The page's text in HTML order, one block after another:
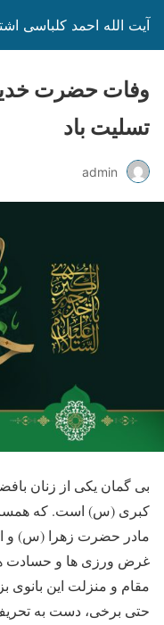
آیت الله احمد کلباسی
وفات حضرت
تسلیت باد
admin
بی گمان یکی از زنان
کبری (س) است. که همسر
مادر حضرت زهرا (س) و
غرض ورزی ها و حسادت
مقام و منزلت این بانوی
حتی برخی، دست به تحریف